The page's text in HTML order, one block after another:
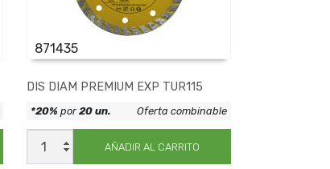
871435
DIS DIAM PREMIUM EXP TUR115
DIS
DIAM
PREMIUM
AÑADIR AL CARRITO
*20% por20 un. Oferta combinable